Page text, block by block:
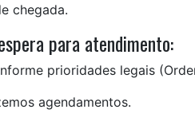
chegada.
para atendimento:
prioridades legais
agendamentos.